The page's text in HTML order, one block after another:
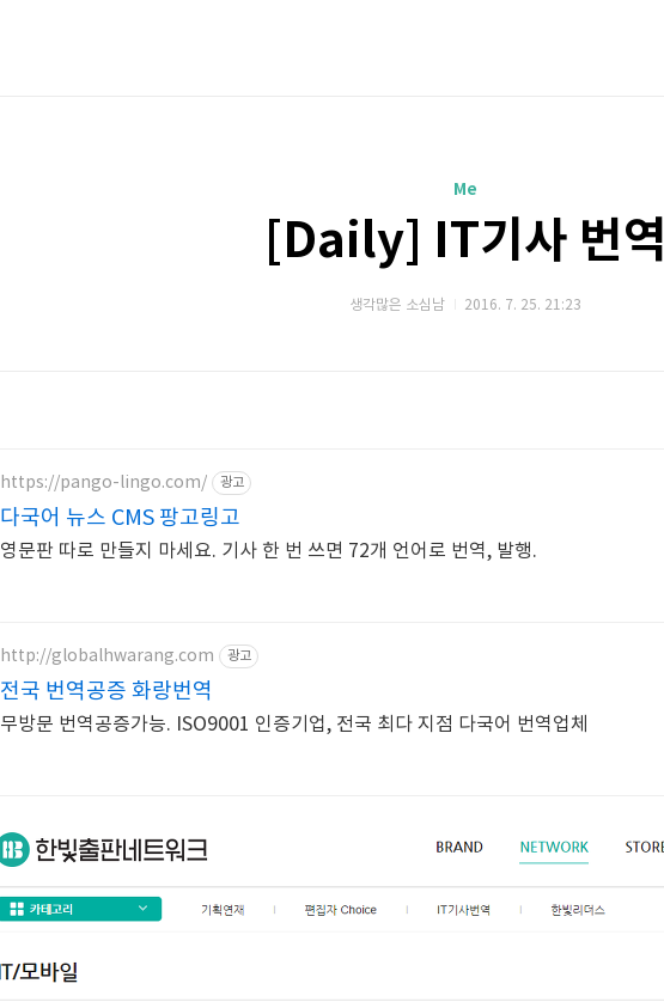
Me
[Daily] IT기사 번역
생각많은 소심남 2016. 7. 25. 21:23
https://pango-lingo.com/ 광고
다국어 뉴스 CMS 팡고링고
영문판 따로 만들지 마세요. 기사 한 번 쓰면 72개 언어로 번역, 발행.
http://globalhwarang.com 광고
전국 번역공증 화랑번역
무방문 번역공증가능. ISO9001 인증기업, 전국 최다 지점 다국어 번역업체